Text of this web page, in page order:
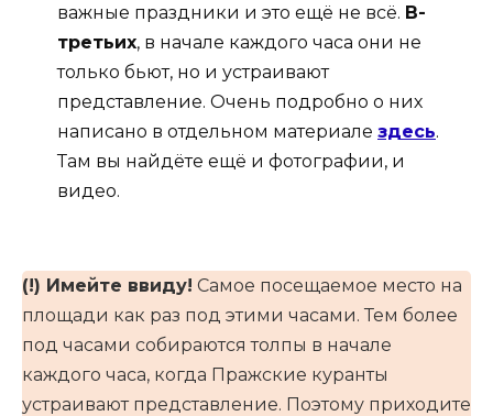
важные праздники и это ещё не всё. В-
третьих, в начале каждого часа они не
только бьют, но и устраивают
представление. Очень подробно о них
написано в отдельном материале здесь.
Там вы найдёте ещё и фотографии, и
видео.
(!) Имейте ввиду! Самое посещаемое место на
площади как раз под этими часами. Тем более
под часами собираются толпы в начале
каждого часа, когда Пражские куранты
устраивают представление. Поэтому приходите